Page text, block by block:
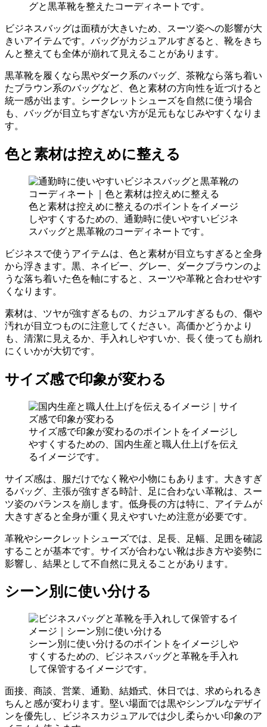
グと黒革靴を整えたコーディネートです。
ビジネスバッグは面積が大きいため、スーツ姿への影響が大
きいアイテムです。バッグがカジュアルすぎると、靴をきち
んと整えても全体が崩れて見えることがあります。
黒革靴を履くなら黒やダーク系のバッグ、茶靴なら落ち着い
たブラウン系のバッグなど、色と素材の方向性を近づけると
統一感が出ます。シークレットシューズを自然に使う場合
も、バッグが目立ちすぎない方が足元もなじみやすくなりま
す。
色と素材は控えめに整える
色と素材は控えめに整えるのポイントをイメージ
しやすくするための、通勤時に使いやすいビジネ
スバッグと黒革靴のコーディネートです。
ビジネスで使うアイテムは、色と素材が目立ちすぎると全身
から浮きます。黒、ネイビー、グレー、ダークブラウンのよ
うな落ち着いた色を軸にすると、スーツや革靴と合わせやす
くなります。
素材は、ツヤが強すぎるもの、カジュアルすぎるもの、傷や
汚れが目立つものに注意してください。高価かどうかより
も、清潔に見えるか、手入れしやすいか、長く使っても崩れ
にくいかが大切です。
サイズ感で印象が変わる
サイズ感で印象が変わるのポイントをイメージし
やすくするための、国内生産と職人仕上げを伝え
るイメージです。
サイズ感は、服だけでなく靴や小物にもあります。大きすぎ
るバッグ、主張が強すぎる時計、足に合わない革靴は、スー
ツ姿のバランスを崩します。低身長の方は特に、アイテムが
大きすぎると全身が重く見えやすいため注意が必要です。
革靴やシークレットシューズでは、足長、足幅、足囲を確認
することが基本です。サイズが合わない靴は歩き方や姿勢に
影響し、結果として不自然に見えることがあります。
シーン別に使い分ける
シーン別に使い分けるのポイントをイメージしや
すくするための、ビジネスバッグと革靴を手入れ
して保管するイメージです。
面接、商談、営業、通勤、結婚式、休日では、求められるき
ちんと感が変わります。堅い場面では黒やシンプルなデザイ
ンを優先し、ビジネスカジュアルでは少し柔らかい印象のア